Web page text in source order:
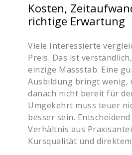
Kosten,
richtige Erwartung
Viele Interessierte
Preis. Das ist
einzige Massstab. Eine
Ausbildung bringt wenig,
danach nicht bereit für
Umgekehrt muss teuer
besser sein.
Verhältnis aus
Kursqualität und